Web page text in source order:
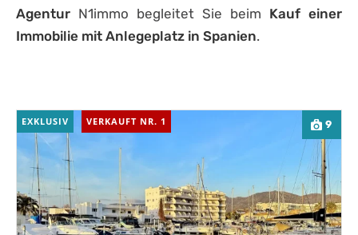
Agentur N1immo begleitet Sie beim Kauf einer
Immobilie mit Anlegeplatz in Spanien.
9
EXKLUSIV VERKAUFT NR. 1